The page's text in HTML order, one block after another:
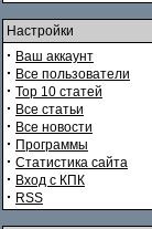
Настройки
· Ваш аккаунт
· Все пользователи
· Top 10 статей
· Все статьи
· Все новости
· Программы
· Статистика сайта
· Вход с КПК
· RSS